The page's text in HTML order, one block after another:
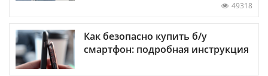
49318
Как безопасно купить б/у
смартфон: подробная инструкция